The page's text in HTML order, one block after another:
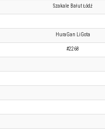
Szakale Bałut Łódź
HuraGan LiGota
#2268